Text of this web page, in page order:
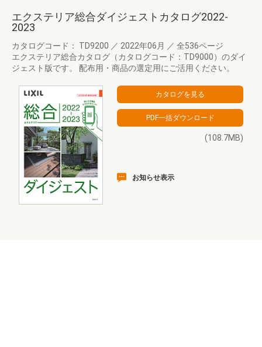
エクステリア総合ダイジェストカタログ2022-
2023
カタログコード： TD9200 ／ 2022年06月 ／ 全536ページ
エクステリア総合カタログ（カタログコード：TD9000）のダイ
ジェスト版です。 配布用・商品の選定用にご活用ください。
(108.7MB)
お知らせ表示